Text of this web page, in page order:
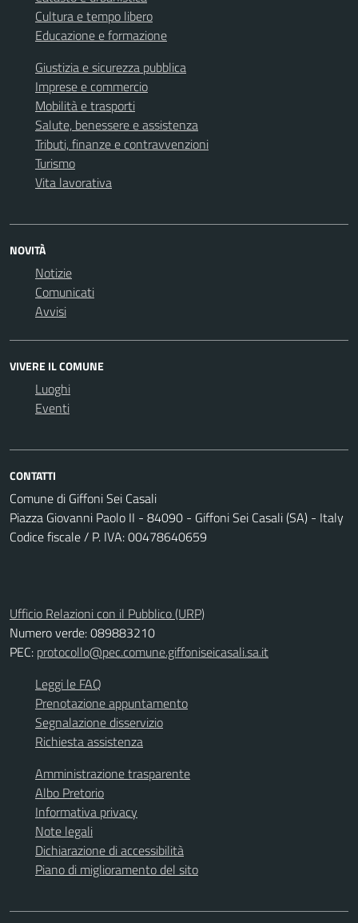
Cultura e tempo libero
Educazione e formazione
Giustizia e sicurezza pubblica
Imprese e commercio
Mobilità e trasporti
Salute, benessere e assistenza
Tributi, finanze e contravvenzioni
Turismo
Vita lavorativa
NOVITÀ
Notizie
Comunicati
Avvisi
VIVERE IL COMUNE
Luoghi
Eventi
CONTATTI
Comune di Giffoni Sei Casali
Piazza Giovanni Paolo II - 84090 - Giffoni Sei Casali (SA) - Italy
Codice fiscale / P. IVA: 00478640659
Ufficio Relazioni con il Pubblico (URP)
Numero verde: 089883210
PEC: protocollo@pec.comune.giffoniseicasali.sa.it
Leggi le FAQ
Prenotazione appuntamento
Segnalazione disservizio
Richiesta assistenza
Amministrazione trasparente
Albo Pretorio
Informativa privacy
Note legali
Dichiarazione di accessibilità
Piano di miglioramento del sito